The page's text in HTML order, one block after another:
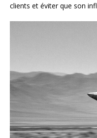
clients et éviter que son